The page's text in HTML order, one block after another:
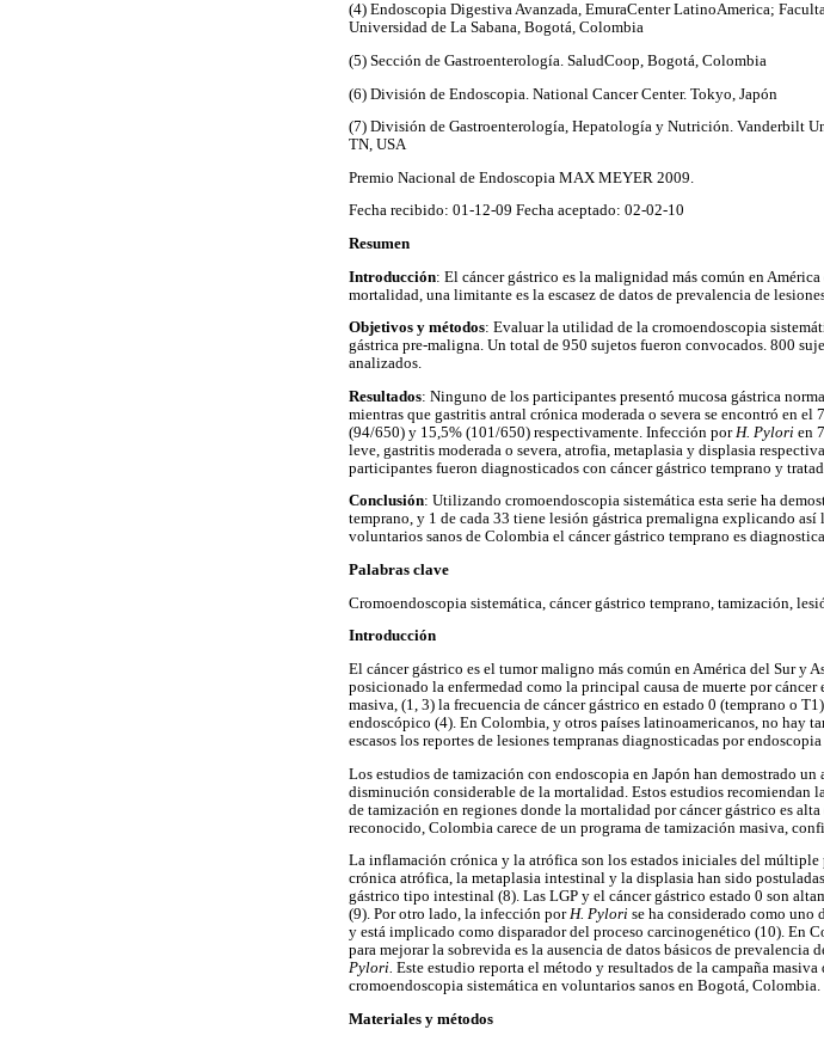
(4) Endoscopia Digestiva Avanzada, EmuraCenter LatinoAmerica;
Universidad de La Sabana, Bogotá, Colombia
(5) Sección de Gastroenterología. SaludCoop, Bogotá, Colombia
(6) División de Endoscopia. National Cancer Center. Tokyo, Japón
(7) División de Gastroenterología, Hepatología y Nutrición. Vanderbilt
TN, USA
Premio Nacional de Endoscopia MAX MEYER 2009.
Fecha recibido: 01-12-09 Fecha aceptado: 02-02-10
Resumen
Introducción: El cáncer gástrico es la malignidad más común en
mortalidad, una limitante es la escasez de datos de prevalencia de
Objetivos y métodos: Evaluar la utilidad de la cromoendoscopia
gástrica pre-maligna. Un total de 950 sujetos fueron convocados. 800
analizados.
Resultados: Ninguno de los participantes presentó mucosa gástrica
mientras que gastritis antral crónica moderada o severa se encontró en
(94/650) y 15,5% (101/650) respectivamente. Infección porH. Pylori en
leve, gastritis moderada o severa, atrofia, metaplasia y displasia
participantes fueron diagnosticados con cáncer gástrico temprano y
Conclusión: Utilizando cromoendoscopia sistemática esta serie ha
temprano, y 1 de cada 33 tiene lesión gástrica premaligna explicando
voluntarios sanos de Colombia el cáncer gástrico temprano es
Palabras clave
Cromoendoscopia sistemática, cáncer gástrico temprano, tamización,
Introducción
El cáncer gástrico es el tumor maligno más común en América del Sur y
posicionado la enfermedad como la principal causa de muerte por
masiva, (1, 3) la frecuencia de cáncer gástrico en estado 0 (temprano o
endoscópico (4). En Colombia, y otros países latinoamericanos, no hay
escasos los reportes de lesiones tempranas diagnosticadas por
Los estudios de tamización con endoscopia en Japón han demostrado
disminución considerable de la mortalidad. Estos estudios
de tamización en regiones donde la mortalidad por cáncer gástrico es
reconocido, Colombia carece de un programa de tamización masiva,
La inflamación crónica y la atrófica son los estados iniciales del múltiple
crónica atrófica, la metaplasia intestinal y la displasia han sido
gástrico tipo intestinal (8). Las LGP y el cáncer gástrico estado 0 son
(9). Por otro lado, la infección porH. Pylori se ha considerado como uno
y está implicado como disparador del proceso carcinogenético (10). En
para mejorar la sobrevida es la ausencia de datos básicos de
Pylori. Este estudio reporta el método y resultados de la campaña
cromoendoscopia sistemática en voluntarios sanos en Bogotá, Colombia.
Materiales y métodos